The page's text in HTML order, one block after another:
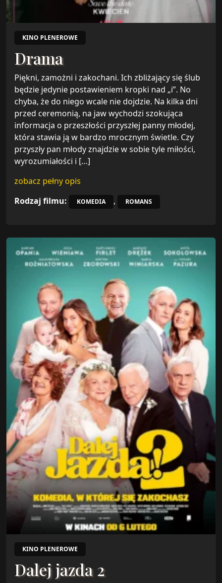
KINO PLENEROWE
Drama
Piękni, zamożni i zakochani. Ich zbliżający się ślub
będzie jedynie postawieniem kropki nad „i”. No
chyba, że do niego wcale nie dojdzie. Na kilka dni
przed ceremonią, na jaw wychodzi szokująca
informacja o przeszłości przyszłej panny młodej,
która stawia ją w bardzo mrocznym świetle. Czy
przyszły pan młody znajdzie w sobie tyle miłości,
wyrozumiałości i […]
zobacz pełny opis
Rodzaj filmu:
KOMEDIA , ROMANS
KINO PLENEROWE
Dalej jazda 2